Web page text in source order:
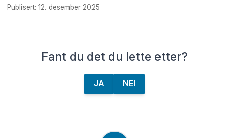
Publisert: 12. desember 2025
Fant du det du lette etter?
JA NEI